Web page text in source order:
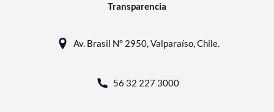
Transparencia
Av. Brasil N° 2950, Valparaíso, Chile.
56 32 227 3000